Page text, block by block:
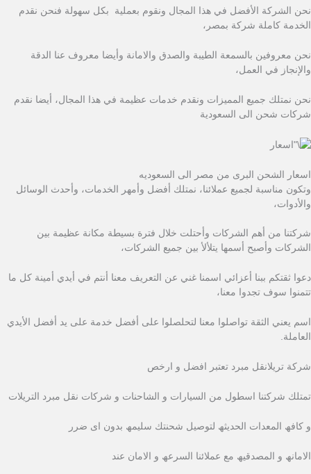
نحن الشركة الأفضل في هذا المجال ونقوم بعملية بكل سهولة فنحن نقدم
الخدمة كاملة شركة بمصر،
نحن معروفين بالسمعة الطيبة والصدق والامانة وأيضا معروف عنا الدقة
والإنجاز في العمل،
نحن نمتلك جميع المميزات ونقدم خدمات عظيمة في هذا المجال، أيضا نقدم
شركات شحن الى السعودية
اسعار الشحن البرى من مصر الى السعوديه
وتكون مناسبة لجميع عملائنا، نمتلك أفضل وأمهر الخدمات، وأحدث الوسائل
والأدوات،
شركتنا من أهم الشركات وأحتلت خلال فترة بسيطة مكانة عظيمة بين
الشركات وأصبح أسمها يتلألأ بين جميع الشركات،
دعوا ثقتكم ببنا أعزائي اسمنا غني عن التعريف معنا أنتم في أيدي أمينة كل ما
تتمنوا سوف تجدوا معنا،
اسم يعني الثقة تواصلوا معنا لتحلصلوا على أفضل خدمة على يد أفضل الأيدي
العاملة.
شركة تريلانقل مبرد تعتبر افضل و ارخص
تمتلك شركتنا اسطول من السیارات و الشاحنات و شركات نقل مبرد التریلات
و كافھ المعدات الحدیثھ لتوصیل شحنتك سلیمھ بدون اى ضرر
الامانھ و المصدقیھ مع عملائنا السرعھ و الامان عند